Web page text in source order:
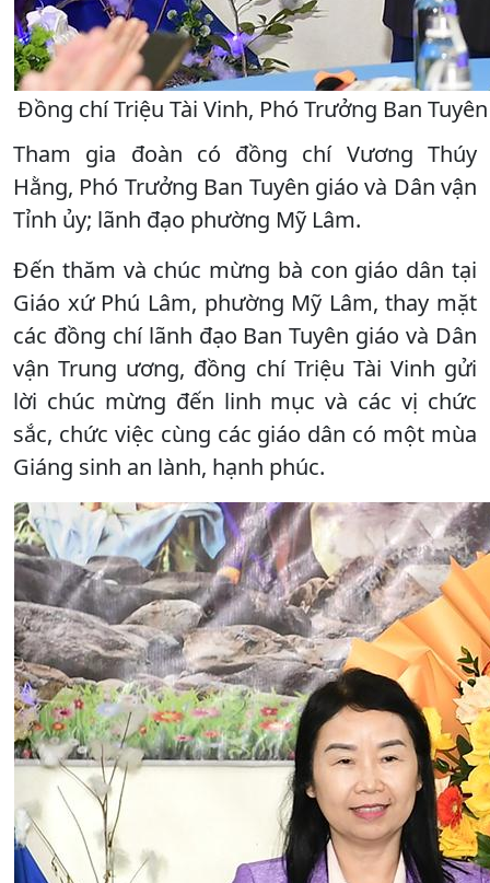
Đồng chí Triệu Tài Vinh, Phó Trưởng Ban
Tham gia đoàn có đồng chí Vương Thúy
Hằng, Phó Trưởng Ban Tuyên giáo và Dân vận
Tỉnh ủy; lãnh đạo phường Mỹ Lâm.
Đến thăm và chúc mừng bà con giáo dân tại
Giáo xứ Phú Lâm, phường Mỹ Lâm, thay mặt
các đồng chí lãnh đạo Ban Tuyên giáo và Dân
vận Trung ương, đồng chí Triệu Tài Vinh gửi
lời chúc mừng đến linh mục và các vị chức
sắc, chức việc cùng các giáo dân có một mùa
Giáng sinh an lành, hạnh phúc.